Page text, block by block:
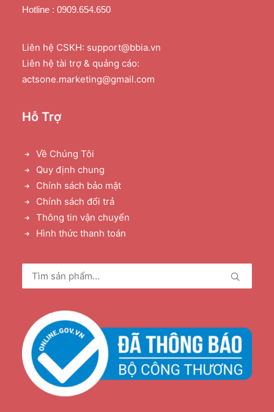
Hotline : 0909.654.650
Liên hệ CSKH: support@bbia.vn
Liên hệ tài trợ & quảng cáo:
actsone.marketing@gmail.com
Hỗ Trợ
Về Chúng Tôi
Quy định chung
Chính sách bảo mật
Chính sách đổi trả
Thông tin vận chuyển
Hình thức thanh toán
Tìm
kiếm: